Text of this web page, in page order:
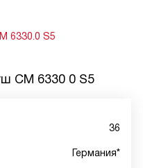
6330.0 S5
CM 6330 0 S5
36
Германия*